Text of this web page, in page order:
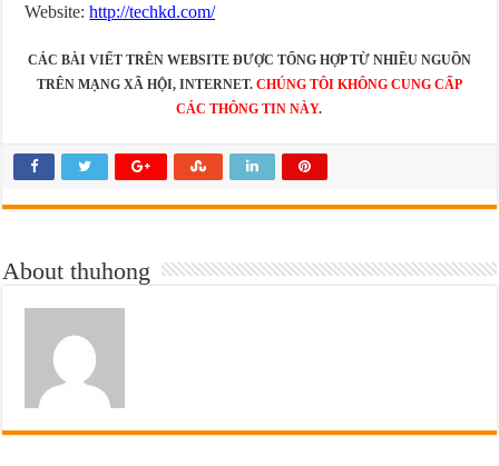
Website:http://techkd.com/
CÁC BÀI VIẾT TRÊN WEBSITE ĐƯỢC TỔNG HỢP TỪ NHIỀU NGUỒN
TRÊN MẠNG XÃ HỘI, INTERNET. CHÚNG TÔI KHÔNG CUNG CẤP
CÁC THÔNG TIN NÀY.
About thuhong